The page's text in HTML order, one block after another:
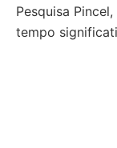
Pesquisa
tempo